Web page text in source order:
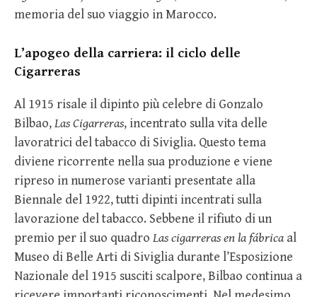
memoria del suo viaggio in Marocco.
L’apogeo della carriera: il ciclo delle
Cigarreras
Al 1915 risale il dipinto più celebre di Gonzalo
Bilbao,Las Cigarreras, incentrato sulla vita delle
lavoratrici del tabacco di Siviglia. Questo tema
diviene ricorrente nella sua produzione e viene
ripreso in numerose varianti presentate alla
Biennale del 1922, tutti dipinti incentrati sulla
lavorazione del tabacco. Sebbene il rifiuto di un
premio per il suo quadro Las cigarreras en la fábrica al
Museo di Belle Arti di Siviglia durante l’Esposizione
Nazionale del 1915 susciti scalpore, Bilbao continua a